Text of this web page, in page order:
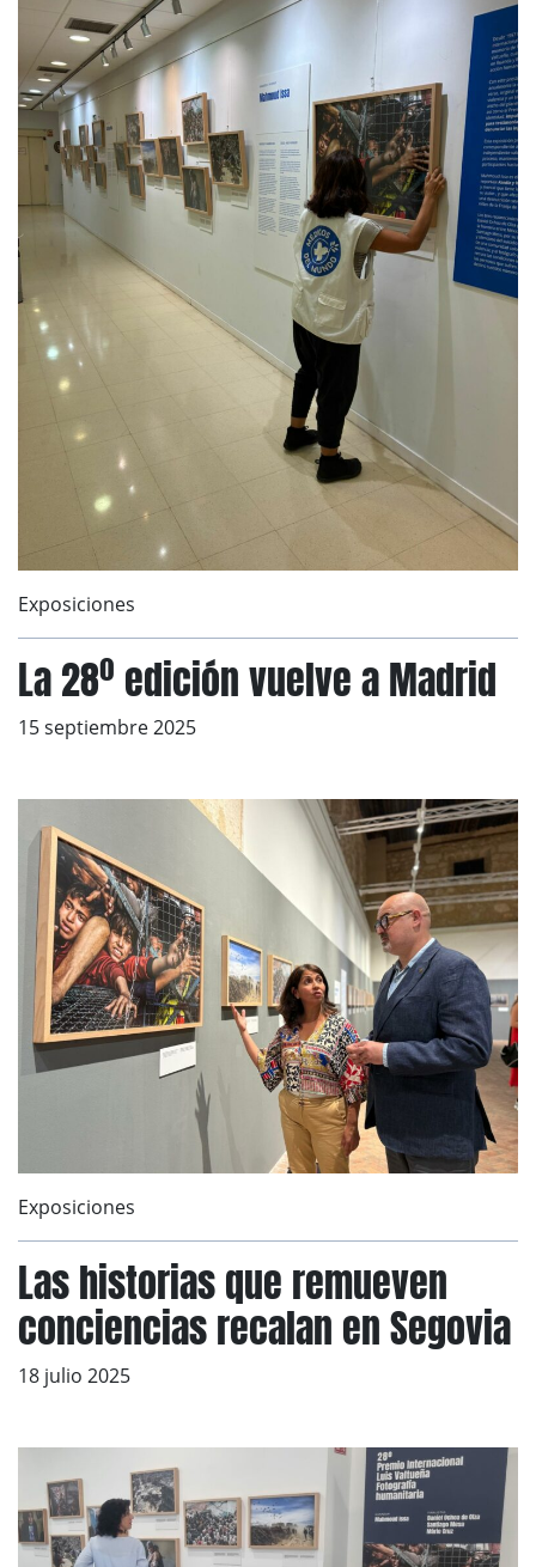
Exposiciones
La 28º edición vuelve a Madrid
15 septiembre 2025
Exposiciones
Las historias que remueven
conciencias recalan en Segovia
18 julio 2025